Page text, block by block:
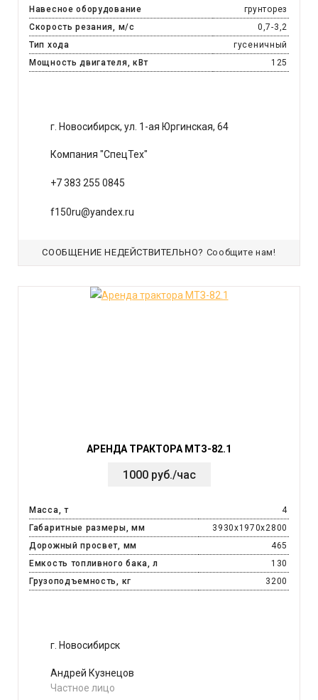
Навесное оборудование
грунторез
Скорость резания, м/с
0,7-3,2
Тип хода
гусеничный
Мощность двигателя, кВт
125
г. Новосибирск, ул. 1-ая Юргинская, 64
Компания "СпецТех"
+7 383 255 0845
f150ru@yandex.ru
СООБЩЕНИЕ НЕДЕЙСТВИТЕЛЬНО? Сообщите нам!
АРЕНДА ТРАКТОРА МТЗ-82.1
1000 руб./час
Масса, т
4
Габаритные размеры, мм
3930x1970x2800
Дорожный просвет, мм
465
Емкость топливного бака, л
130
Грузоподъемность, кг
3200
г. Новосибирск
Андрей Кузнецов
Частное лицо